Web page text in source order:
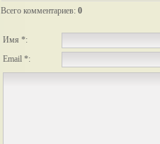
Всего комментариев: 0
Имя *:
Email *: